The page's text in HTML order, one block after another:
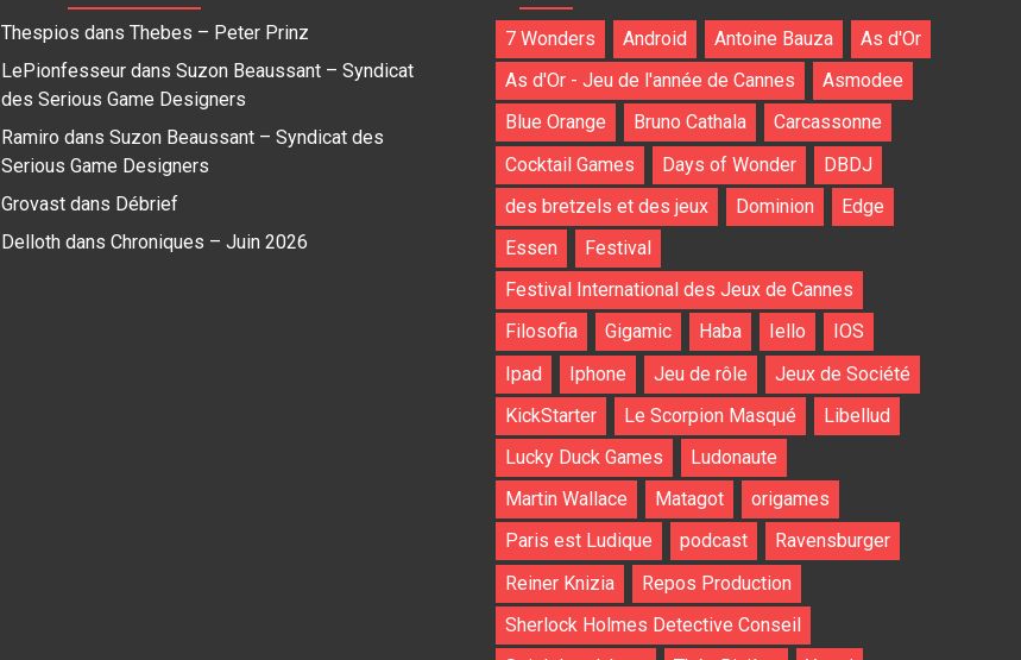
Thespios dans Thebes – Peter Prinz
LePionfesseur dans Suzon Beaussant – Syndicat
des Serious Game Designers
Ramiro dans Suzon Beaussant – Syndicat des
Serious Game Designers
Grovast dans Débrief
Delloth dans Chroniques – Juin 2026
7 Wonders Android Antoine Bauza
As d'Or
As d'Or - Jeu de l'année de Cannes
Asmodee
Blue Orange
Bruno Cathala
Carcassonne
Cocktail Games
Days of Wonder
DBDJ
des bretzels et des jeux
Dominion
Edge
Essen
Festival
Festival International des Jeux de Cannes
Filosofia
Gigamic Haba Iello
IOS
Ipad
Iphone Jeu de rôle
Jeux de Société
KickStarter
Le Scorpion Masqué
Libellud
Lucky Duck Games
Ludonaute
Martin Wallace
Matagot
origames
Paris est Ludique
podcast
Ravensburger
Reiner Knizia
Repos Production
Sherlock Holmes Detective Conseil